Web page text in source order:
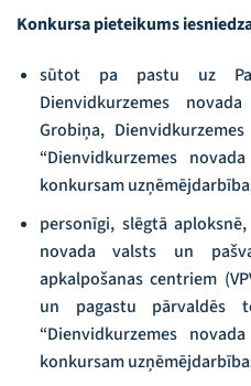
Konkursa pieteikums
sūtot pa pastu uz
Dienvidkurzemes
Grobiņa,
“Dienvidkurzemes
konkursam
personīgi, slēgtā
novada valsts un
apkalpošanas centriem
un pagastu
“Dienvidkurzemes
konkursam